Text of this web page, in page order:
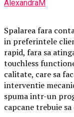
AlexandraM
Spalarea fara
in preferintele
rapid, fara sa
touchless
calitate, care sa
interventie
spuma intr-un
capcane trebuie